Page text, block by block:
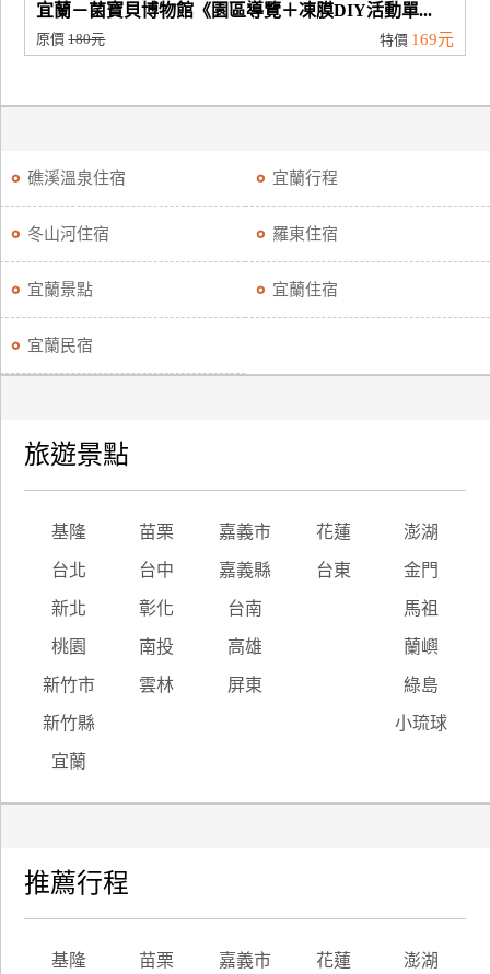
宜蘭－菌寶貝博物館《園區導覽＋凍膜DIY活動單...
原價180元 特價 169元
礁溪溫泉住宿 宜蘭行程
冬山河住宿 羅東住宿
宜蘭景點 宜蘭住宿
宜蘭民宿
旅遊景點
基隆 苗栗 嘉義市 花蓮 澎湖
台北 台中 嘉義縣 台東 金門
新北 彰化 台南 馬祖
桃園 南投 高雄 蘭嶼
新竹市 雲林 屏東 綠島
新竹縣 小琉球
宜蘭
推薦行程
基隆 苗栗 嘉義市 花蓮 澎湖